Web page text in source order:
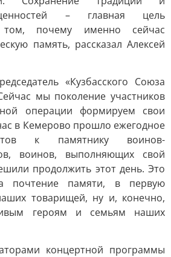
– главная цель
почему именно сейчас
память, рассказал Алексей
«Кузбасского Союза
мы поколение участников
операции формируем свои
в Кемерово прошло ежегодное
к памятнику воинов-
воинов, выполняющих свой
продолжить этот день. Это
почтение памяти, в первую
товарищей, ну и, конечно,
героям и семьям наших
концертной программы